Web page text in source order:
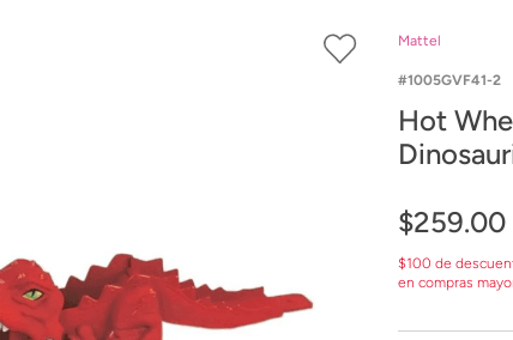
Mattel
1005GVF41-2
Hot
$259.00
$100 de
en compras